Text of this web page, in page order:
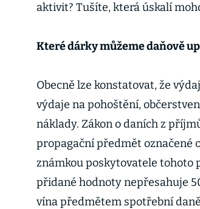
aktivit? Tušíte, která úskalí
Které dárky můžeme daňově
Obecně lze konstatovat, že
výdaje na pohoštění,
náklady. Zákon o daních z
propagační předmět označené
známkou poskytovatele tohoto
přidané hodnoty nepřesahuje
vína předmětem spotřební